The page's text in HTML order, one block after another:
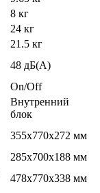
8 кг
24 кг
21.5 кг
48 дБ(А)
On/Off
Внутренний
блок
355х770х272 мм
285х700х188 мм
478х770х338 мм